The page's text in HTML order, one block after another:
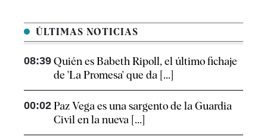
ÚLTIMAS NOTICIAS
08:39 Quién es Babeth Ripoll, el último fichaje
de 'La Promesa' que da [...]
00:02 Paz Vega es una sargento de la Guardia
Civil en la nueva [...]